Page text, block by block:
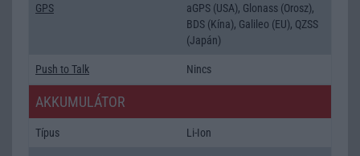
GPS
aGPS (USA), Glonass (Orosz),
BDS (Kína), Galileo (EU), QZSS
(Japán)
Push to Talk Nincs
AKKUMULÁTOR
Típus Li-Ion